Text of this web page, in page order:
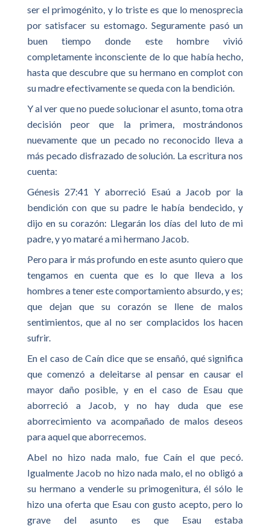
ser el primogénito, y lo triste es que lo menosprecia
por satisfacer su estomago. Seguramente pasó un
buen tiempo donde este hombre vivió
completamente inconsciente de lo que había hecho,
hasta que descubre que su hermano en complot con
su madre efectivamente se queda con la bendición.
Y al ver que no puede solucionar el asunto, toma otra
decisión peor que la primera, mostrándonos
nuevamente que un pecado no reconocido lleva a
más pecado disfrazado de solución. La escritura nos
cuenta:
Génesis 27:41 Y aborreció Esaú a Jacob por la
bendición con que su padre le había bendecido, y
dijo en su corazón: Llegarán los días del luto de mi
padre, y yo mataré a mi hermano Jacob.
Pero para ir más profundo en este asunto quiero que
tengamos en cuenta que es lo que lleva a los
hombres a tener este comportamiento absurdo, y es;
que dejan que su corazón se llene de malos
sentimientos, que al no ser complacidos los hacen
sufrir.
En el caso de Caín dice que se ensañó, qué significa
que comenzó a deleitarse al pensar en causar el
mayor daño posible, y en el caso de Esau que
aborreció a Jacob, y no hay duda que ese
aborrecimiento va acompañado de malos deseos
para aquel que aborrecemos.
Abel no hizo nada malo, fue Caín el que pecó.
Igualmente Jacob no hizo nada malo, el no obligó a
su hermano a venderle su primogenitura, él sólo le
hizo una oferta que Esau con gusto acepto, pero lo
grave del asunto es que Esau estaba